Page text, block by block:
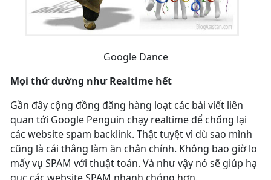
Google Dance
Mọi thứ dường như Realtime hết
Gần đây cộng đồng đăng hàng loạt các bài viết liên
quan tới Google Penguin chạy realtime để chống lại
các website spam backlink. Thật tuyệt vì dù sao mình
cũng là cái thằng làm ăn chân chính. Không bao giờ lo
mấy vụ SPAM với thuật toán. Và như vậy nó sẽ giúp hạ